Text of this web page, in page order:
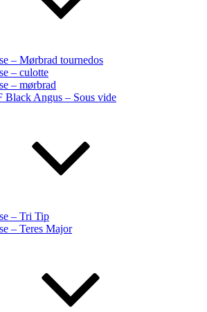
– Mørbrad tournedos
– culotte
– mørbrad
Black Angus – Sous vide
– Tri Tip
– Teres Major